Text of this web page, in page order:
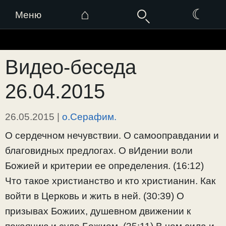
Меню ⌂ ☾
к
содержимому
Видео-беседа
26.04.2015
26.05.2015 | о.Серафим.
О сердечном нечувствии. О самооправдании и
благовидных предлогах. О вИдении воли
Божией и критерии ее определения. (16:12)
Что такое христианство и кто христианин. Как
войти в Церковь и жить в ней. (30:39) О
призывах Божиих, душевном движении к